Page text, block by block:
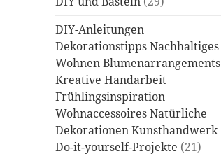
DIY-Anleitungen
Dekorationstipps Nachhaltiges
Wohnen Blumenarrangements
Kreative Handarbeit
Frühlingsinspiration
Wohnaccessoires Natürliche
Dekorationen Kunsthandwerk
Do-it-yourself-Projekte (21)